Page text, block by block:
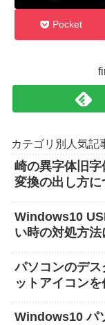
Pocket
カテゴリ別人気記
崎の異字体旧
変換の出し方に
Windows10
い時の対処方法
パソコンのデ
ットアイコン
Windows10 パ